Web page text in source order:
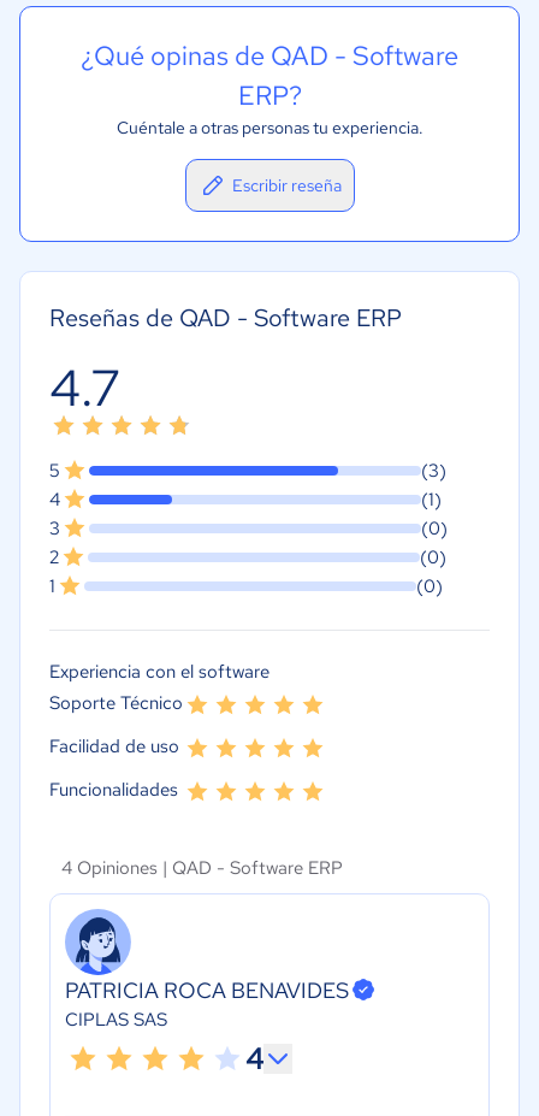
¿Qué opinas de QAD - Software
ERP?
Cuéntale a otras personas tu experiencia.
Escribir reseña
Reseñas de QAD - Software ERP
4.7
5
(3)
4
(1)
3
(0)
2
(0)
1
(0)
Experiencia con el software
Soporte Técnico
Facilidad de uso
Funcionalidades
4 Opiniones | QAD - Software ERP
PATRICIA ROCA BENAVIDES
CIPLAS SAS
4